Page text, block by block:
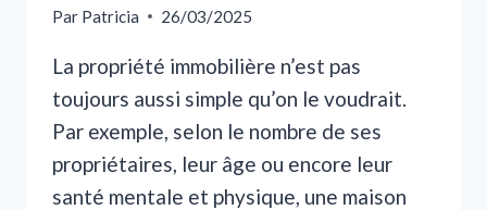
Par Patricia 26/03/2025
La propriété immobilière n’est pas
toujours aussi simple qu’on le voudrait.
Par exemple, selon le nombre de ses
propriétaires, leur âge ou encore leur
santé mentale et physique, une maison